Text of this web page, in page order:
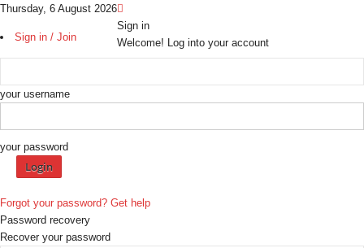
Thursday, 6 August 2026
Sign in / Join
Sign in
Welcome! Log into your account
your username
your password
Forgot your password? Get help
Password recovery
Recover your password